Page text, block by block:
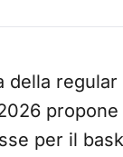
della
per il